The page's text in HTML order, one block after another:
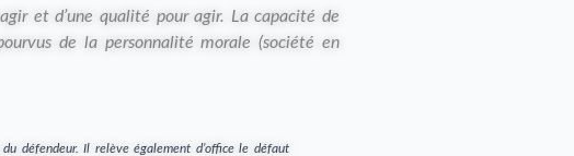
et d’une qualité pour agir. La capacité de
de la personnalité morale (société en
du défendeur.Il relève également d’office le défaut